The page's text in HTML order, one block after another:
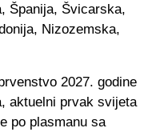
Španija, Švicarska,
Nizozemska,
2027. godine
aktuelni prvak svijeta
po plasmanu sa